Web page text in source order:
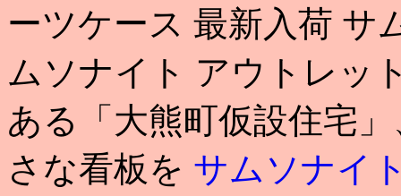
ーツケース 最新入荷 サ
ムソナイト アウトレッ
ある「大熊町仮設住宅
さな看板を サムソナイ